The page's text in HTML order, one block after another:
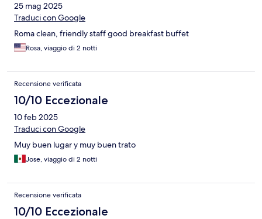
25 mag 2025
Traduci con Google
Roma clean, friendly staff good breakfast buffet
Rosa, viaggio di 2 notti
Recensione verificata
10/10 Eccezionale
10 feb 2025
Traduci con Google
Muy buen lugar y muy buen trato
Jose, viaggio di 2 notti
Recensione verificata
10/10 Eccezionale